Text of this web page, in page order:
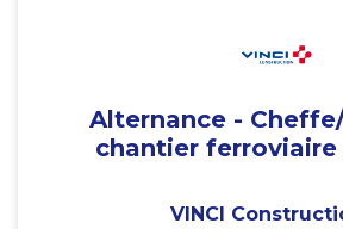
Alternance -
chantier ferroviaire
VINCI